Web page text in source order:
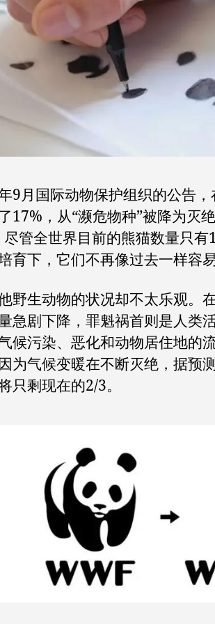
9月国际动物保护组织的公告
17%，从“濒危物种”被降为灭
尽管全世界目前的熊猫数量只
育下，它们不再像过去一样容易
野生动物的状况却不太乐观。
急剧下降，罪魁祸首则是人类
候污染、恶化和动物居住地的
为气候变暖在不断灭绝，据预
只剩现在的2/3。